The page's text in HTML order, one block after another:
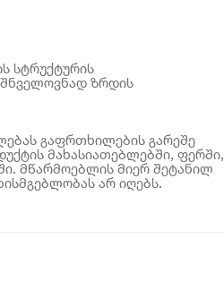
სტრუქტურის
ზრდის
გაფრთხილების გარეშე
მახასიათებლებში, ფერში,
მწარმოებლის მიერ შეტანილ
არ იღებს.